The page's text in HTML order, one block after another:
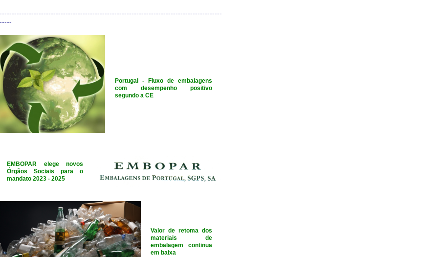
Portugal - Fluxo de embalagens
com desempenho positivo
segundo a CE
EMBOPAR elege novos
Órgãos Sociais para o
mandato 2023 - 2025
Valor de retoma dos
materiais de
embalagem continua
em baixa